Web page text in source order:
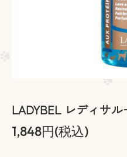
LADYBEL レディサ
1,848円(税込)